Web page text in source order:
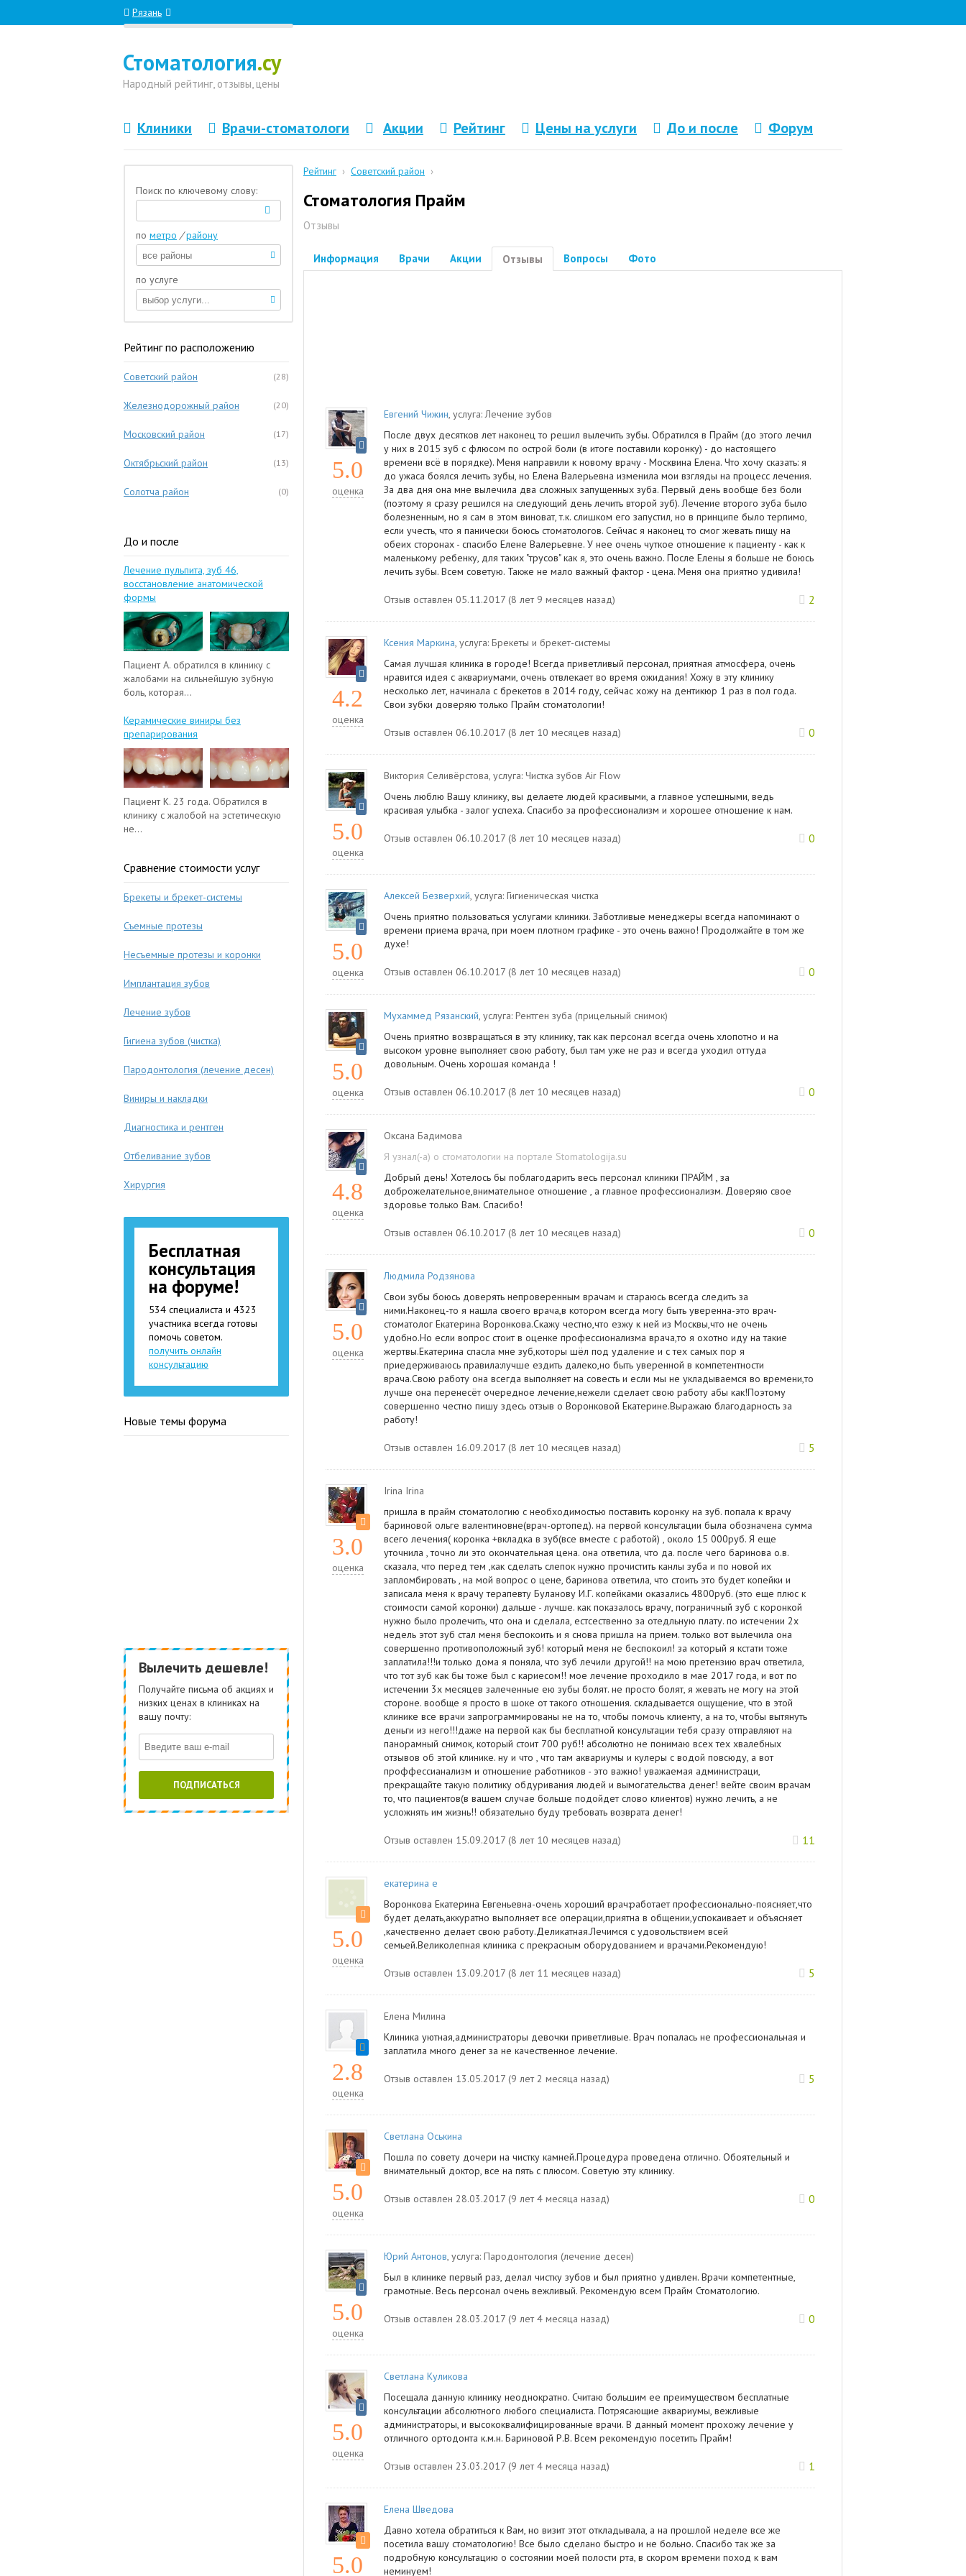
Рязань
Стоматология.су
Народный рейтинг, отзывы, цены
Клиники Врачи-стоматологи Акции Рейтинг Цены на услуги До и после Форум
Рейтинг › Советский район ›
Стоматология Прайм
Отзывы
Информация Врачи Акции Отзывы Вопросы Фото
5.0
оценка
Евгений Чижин, услуга:Лечение зубов
После двух десятков лет наконец то решил вылечить зубы. Обратился в Прайм (до этого лечил
у них в 2015 зуб с флюсом по острой боли (в итоге поставили коронку) - до настоящего
времени всё в порядке). Меня направили к новому врачу - Москвина Елена. Что хочу сказать: я
до ужаса боялся лечить зубы, но Елена Валерьевна изменила мои взгляды на процесс лечения.
За два дня она мне вылечила два сложных запущенных зуба. Первый день вообще без боли
(поэтому я сразу решился на следующий день лечить второй зуб). Лечение второго зуба было
болезненным, но я сам в этом виноват, т.к. слишком его запустил, но в принципе было терпимо,
если учесть, что я панически боюсь стоматологов. Сейчас я наконец то смог жевать пищу на
обеих сторонах - спасибо Елене Валерьевне. У нее очень чуткое отношение к пациенту - как к
маленькому ребенку, для таких "трусов" как я, это очень важно. После Елены я больше не боюсь
лечить зубы. Всем советую. Также не мало важный фактор - цена. Меня она приятно удивила!
Отзыв оставлен 05.11.2017 (8 лет 9 месяцев назад) 2
4.2
оценка
Ксения Маркина, услуга: Брекеты и брекет-системы
Самая лучшая клиника в городе! Всегда приветливый персонал, приятная атмосфера, очень
нравится идея с аквариумами, очень отвлекает во время ожидания! Хожу в эту клинику
несколько лет, начинала с брекетов в 2014 году, сейчас хожу на дентикюр 1 раз в пол года.
Свои зубки доверяю только Прайм стоматологии!
Отзыв оставлен 06.10.2017 (8 лет 10 месяцев назад) 0
5.0
оценка
Виктория Селивёрстова, услуга: Чистка зубов Air Flow
Очень люблю Вашу клинику, вы делаете людей красивыми, а главное успешными, ведь
красивая улыбка - залог успеха. Спасибо за профессионализм и хорошее отношение к нам.
Отзыв оставлен 06.10.2017 (8 лет 10 месяцев назад) 0
5.0
оценка
Алексей Безверхий, услуга: Гигиеническая чистка
Очень приятно пользоваться услугами клиники. Заботливые менеджеры всегда напоминают о
времени приема врача, при моем плотном графике - это очень важно! Продолжайте в том же
духе!
Отзыв оставлен 06.10.2017 (8 лет 10 месяцев назад) 0
5.0
оценка
Мухаммед Рязанский, услуга: Рентген зуба (прицельный снимок)
Очень приятно возвращаться в эту клинику, так как персонал всегда очень хлопотно и на
высоком уровне выполняет свою работу, был там уже не раз и всегда уходил оттуда
довольным. Очень хорошая команда !
Отзыв оставлен 06.10.2017 (8 лет 10 месяцев назад) 0
4.8
оценка
Оксана Бадимова
Я узнал(-а) о стоматологии на портале Stomatologija.su
Добрый день! Хотелось бы поблагодарить весь персонал клиники ПРАЙМ , за
доброжелательное,внимательное отношение , а главное профессионализм. Доверяю свое
здоровье только Вам. Спасибо!
Отзыв оставлен 06.10.2017 (8 лет 10 месяцев назад) 0
5.0
оценка
Людмила Родзянова
Свои зубы боюсь доверять непроверенным врачам и стараюсь всегда следить за
ними.Наконец-то я нашла своего врача,в котором всегда могу быть уверенна-это врач-
стоматолог Екатерина Воронкова.Скажу честно,что езжу к ней из Москвы,что не очень
удобно.Но если вопрос стоит в оценке профессионализма врача,то я охотно иду на такие
жертвы.Екатерина спасла мне зуб,которы шёл под удаление и с тех самых пор я
приедерживаюсь правила:лучше ездить далеко,но быть уверенной в компетентности
врача.Свою работу она всегда выполняет на совесть и если мы не укладываемся во времени,то
лучше она перенесёт очередное лечение,нежели сделает свою работу абы как!Поэтому
совершенно честно пишу здесь отзыв о Воронковой Екатерине.Выражаю благодарность за
работу!
Отзыв оставлен 16.09.2017 (8 лет 10 месяцев назад) 5
3.0
оценка
Irina Irina
пришла в прайм стоматологию с необходимостью поставить коронку на зуб. попала к врачу
бариновой ольге валентиновне(врач-ортопед). на первой консультации была обозначена сумма
всего лечения( коронка +вкладка в зуб(все вместе с работой) , около 15 000руб. Я еще
уточнила , точно ли это окончательная цена. она ответила, что да. после чего баринова о.в.
сказала, что перед тем ,как сделать слепок нужно прочистить канлы зуба и по новой их
запломбировать , на мой вопрос о цене, баринова ответила, что стоить это будет копейки и
записала меня к врачу терапевту Буланову И.Г. копейками оказались 4800руб. (это еще плюс к
стоимости самой коронки) дальше - лучше. как показалось врачу, пограничный зуб с коронкой
нужно было пролечить, что она и сделала, естсественно за отедльную плату. по истечении 2х
недель этот зуб стал меня беспокоить и я снова пришла на прием. только вот вылечила она
совершенно противоположный зуб! который меня не беспокоил! за который я кстати тоже
заплатила!!!и только дома я поняла, что зуб лечили другой!! на мою претензию врач ответила,
что тот зуб как бы тоже был с кариесом!! мое лечение проходило в мае 2017 года, и вот по
истечении 3х месяцев залеченные ею зубы болят. не просто болят, я жевать не могу на этой
стороне. вообще я просто в шоке от такого отношения. складывается ощущение, что в этой
клинике все врачи запрограммированы не на то, чтобы помочь клиенту, а на то, чтобы вытянуть
деньги из него!!!даже на первой как бы бесплатной консультации тебя сразу отправляют на
панорамный снимок, который стоит 700 руб!! абсолютно не понимаю всех тех хвалебных
отзывов об этой клинике. ну и что , что там аквариумы и кулеры с водой повсюду, а вот
проффессианализм и отношение работников - это важно! уважаемая администраци,
прекращайте такую политику обдуривания людей и вымогательства денег! вейте своим врачам
то, что пациентов(в вашем случае больше подойдет слово клиентов) нужно лечить, а не
усложнять им жизнь!! обязательно буду требовать возврата денег!
Отзыв оставлен 15.09.2017 (8 лет 10 месяцев назад) 11
5.0
оценка
екатерина е
Воронкова Екатерина Евгеньевна-очень хороший врач:работает профессионально-поясняет,что
будет делать,аккуратно выполняет все операции,приятна в общении,успокаивает и объясняет
,качественно делает свою работу.Деликатная.Лечимся с удовольствием всей
семьей.Великолепная клиника с прекрасным оборудованием и врачами.Рекомендую!
Отзыв оставлен 13.09.2017 (8 лет 11 месяцев назад) 5
2.8
оценка
Елена Милина
Клиника уютная,администраторы девочки приветливые. Врач попалась не профессиональная и
заплатила много денег за не качественное лечение.
Отзыв оставлен 13.05.2017 (9 лет 2 месяца назад) 5
5.0
оценка
Светлана Оськина
Пошла по совету дочери на чистку камней.Процедура проведена отлично. Обоятельный и
внимательный доктор, все на пять с плюсом. Советую эту клинику.
Отзыв оставлен 28.03.2017 (9 лет 4 месяца назад) 0
5.0
оценка
Юрий Антонов, услуга: Пародонтология (лечение десен)
Был в клинике первый раз, делал чистку зубов и был приятно удивлен. Врачи компетентные,
грамотные. Весь персонал очень вежливый. Рекомендую всем Прайм Стоматологию.
Отзыв оставлен 28.03.2017 (9 лет 4 месяца назад) 0
5.0
оценка
Светлана Куликова
Посещала данную клинику неоднократно. Считаю большим ее преимуществом бесплатные
консультации абсолютного любого специалиста. Потрясающие аквариумы, вежливые
администраторы, и высококвалифицированные врачи. В данный момент прохожу лечение у
отличного ортодонта к.м.н. Бариновой Р.В. Всем рекомендую посетить Прайм!
Отзыв оставлен 23.03.2017 (9 лет 4 месяца назад) 1
5.0
Елена Шведова
Давно хотела обратиться к Вам, но визит этот откладывала, а на прошлой неделе все же
посетила вашу стоматологию! Все было сделано быстро и не больно. Спасибо так же за
подробную консультацию о состоянии моей полости рта, в скором времени поход к вам
неминуем!
Поиск по ключевому слову:
по метро / району
по услуге
Рейтинг по расположению
(28)
Советский район
(20)
Железнодорожный район
(17)
Московский район
(13)
Октябрьский район
(0)
Солотча район
До и после
Лечение пульпита, зуб 46,
восстановление анатомической
формы
Пациент А. обратился в клинику с
жалобами на сильнейшую зубную
боль, которая...
Керамические виниры без
препарирования
Пациент К. 23 года. Обратился в
клинику с жалобой на эстетическую
не...
Сравнение стоимости услуг
Брекеты и брекет-системы
Съемные протезы
Несъемные протезы и коронки
Имплантация зубов
Лечение зубов
Гигиена зубов (чистка)
Пародонтология (лечение десен)
Виниры и накладки
Диагностика и рентген
Отбеливание зубов
Хирургия
Бесплатная
консультация
на форуме!
534 специалиста и 4323
участника всегда готовы
помочь советом.
получить онлайн
консультацию
Новые темы форума
Вылечить дешевле!
Получайте письма об акциях и
низких ценах в клиниках на
вашу почту:
ПОДПИСАТЬСЯ